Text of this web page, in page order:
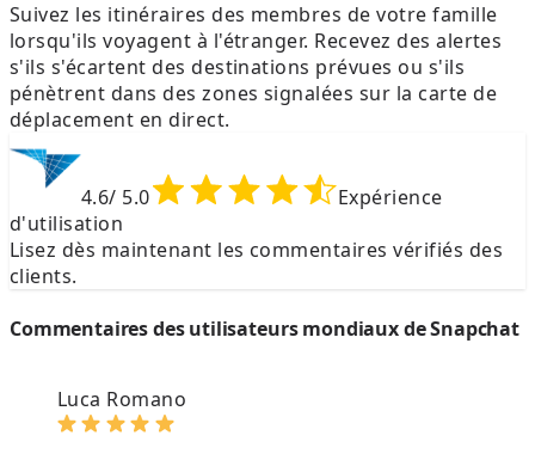
Suivez les itinéraires des membres de votre famille
lorsqu'ils voyagent à l'étranger. Recevez des alertes
s'ils s'écartent des destinations prévues ou s'ils
pénètrent dans des zones signalées sur la carte de
déplacement en direct.
4.6/ 5.0
Expérience
d'utilisation
Lisez dès maintenant les commentaires vérifiés des
clients.
Commentaires des utilisateurs mondiaux de Snapchat
Luca Romano